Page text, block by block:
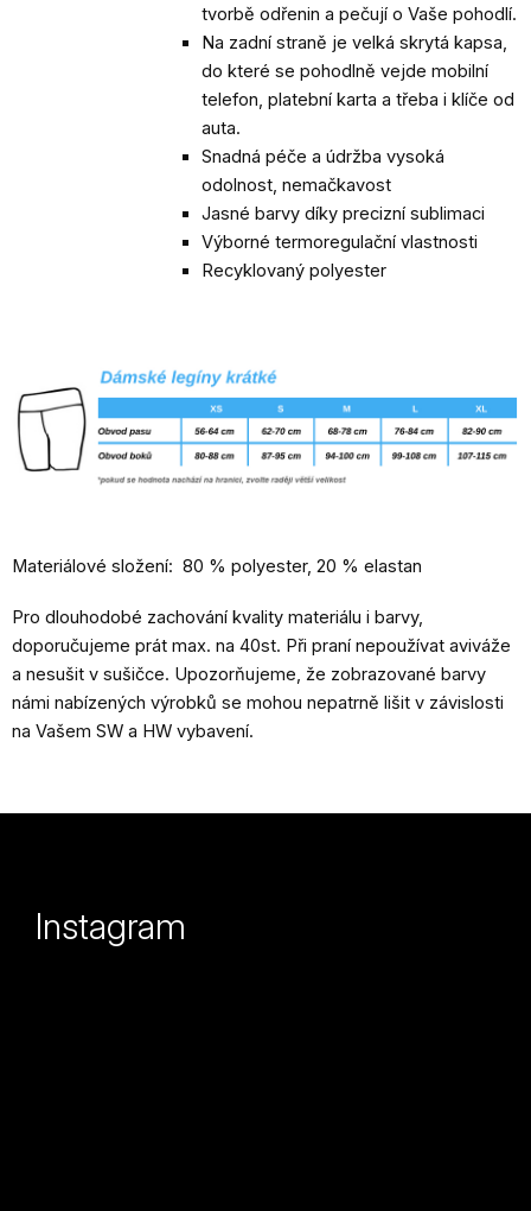
tvorbě odřenin a pečují o Vaše pohodlí.
Na zadní straně je velká skrytá kapsa,
do které se pohodlně vejde mobilní
telefon, platební karta a třeba i klíče od
auta.
Snadná péče a údržba vysoká
odolnost, nemačkavost
Jasné barvy díky precizní sublimaci
Výborné termoregulační vlastnosti
Recyklovaný polyester
Materiálové složení: 80 % polyester, 20 % elastan
Pro dlouhodobé zachování kvality materiálu i barvy,
doporučujeme prát max. na 40st. Při praní nepoužívat aviváže
a nesušit v sušičce. Upozorňujeme, že zobrazované barvy
námi nabízených výrobků se mohou nepatrně lišit v závislosti
na Vašem SW a HW vybavení.
Instagram